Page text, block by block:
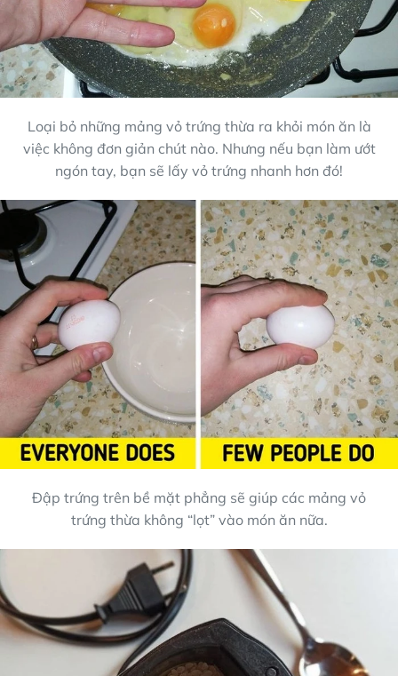
Loại bỏ những mảng vỏ trứng thừa ra khỏi món ăn là
việc không đơn giản chút nào. Nhưng nếu bạn làm ướt
ngón tay, bạn sẽ lấy vỏ trứng nhanh hơn đó!
Đập trứng trên bề mặt phẳng sẽ giúp các mảng vỏ
trứng thừa không “lọt” vào món ăn nữa.